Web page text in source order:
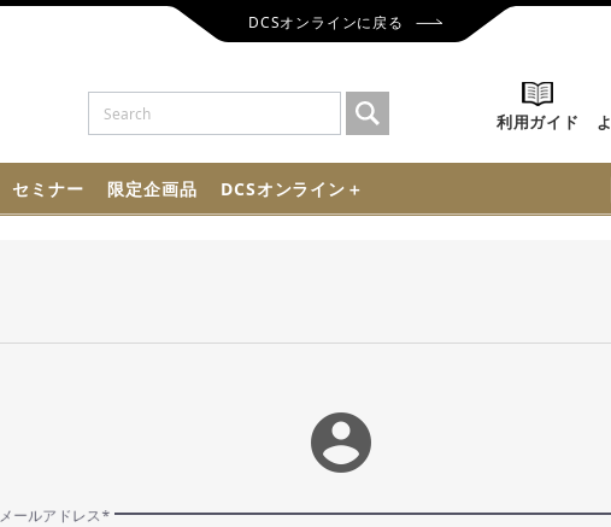
DCSオンラインに戻る
利用ガイド
セミナー 限定企画品 DCSオンライン＋
account_circle
メールアドレス